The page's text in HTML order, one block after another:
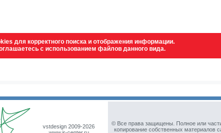
vstdesign 2009-2026
© Все права защищены. Полное или
копирование собственных материалов
для корректного поиска и отображения информации.
с использованием файлов данного вида.